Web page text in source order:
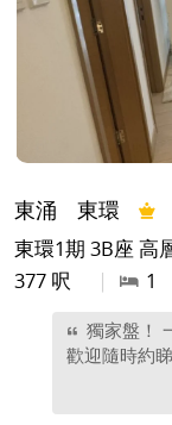
東涌 東環
東環1期 3B座 高
377 呎
| 1
獨家盤！
歡迎隨時約睇